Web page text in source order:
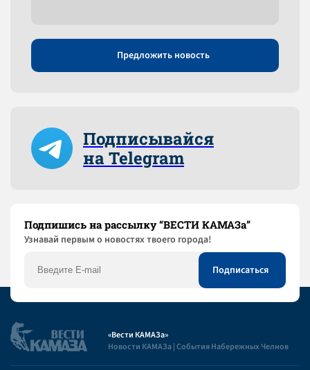
Предложить новость
Подписывайся
на Telegram
Подпишись на рассылку “ВЕСТИ КАМАЗа”
Узнaвай первым о новостях твоего города!
«Вести КАМАЗа»
Новости КАМАЗа | События Набережных Челнов